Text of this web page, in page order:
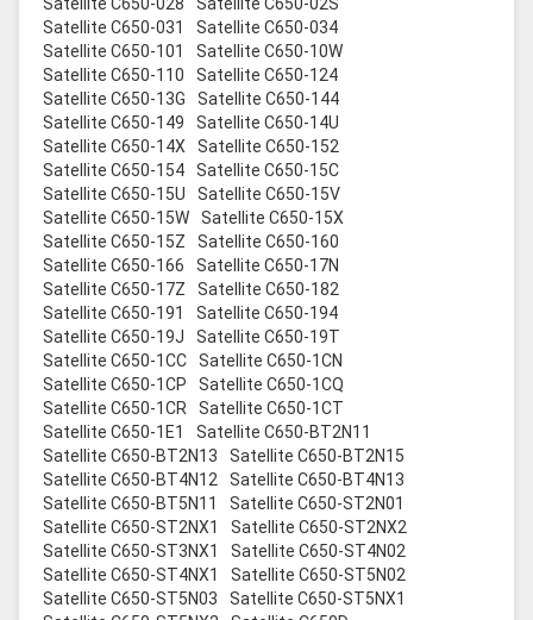
Satellite C650-031
Satellite C650-034
Satellite C650-101
Satellite C650-10W
Satellite C650-110
Satellite C650-124
Satellite C650-13G
Satellite C650-144
Satellite C650-149
Satellite C650-14U
Satellite C650-14X
Satellite C650-152
Satellite C650-154
Satellite C650-15C
Satellite C650-15U
Satellite C650-15V
Satellite C650-15W
Satellite C650-15X
Satellite C650-15Z
Satellite C650-160
Satellite C650-166
Satellite C650-17N
Satellite C650-17Z
Satellite C650-182
Satellite C650-191
Satellite C650-194
Satellite C650-19J
Satellite C650-19T
Satellite C650-1CC
Satellite C650-1CN
Satellite C650-1CP
Satellite C650-1CQ
Satellite C650-1CR
Satellite C650-1CT
Satellite C650-1E1
Satellite C650-BT2N11
Satellite C650-BT2N13
Satellite C650-BT2N15
Satellite C650-BT4N12
Satellite C650-BT4N13
Satellite C650-BT5N11
Satellite C650-ST2N01
Satellite C650-ST2NX1
Satellite C650-ST2NX2
Satellite C650-ST3NX1
Satellite C650-ST4N02
Satellite C650-ST4NX1
Satellite C650-ST5N02
Satellite C650-ST5N03
Satellite C650-ST5NX1